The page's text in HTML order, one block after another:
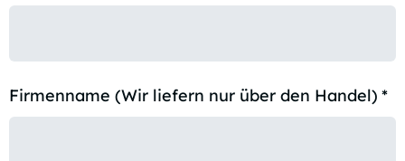
Firmenname (Wir liefern nur über den Handel) *